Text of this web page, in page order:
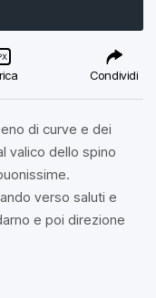
Condividi
di curve e dei
valico dello spino
verso saluti e
e poi direzione